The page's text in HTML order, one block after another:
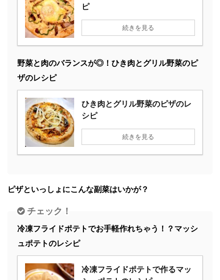
ピ
続きを見る
野菜と肉のバランスが◎！ひき肉とグリル野菜のピ
ザのレシピ
ひき肉とグリル野菜のピザのレ
シピ
続きを見る
ピザといっしょにこんな副菜はいかが？
チェック！
冷凍フライドポテトでお手軽作れちゃう！？マッシ
ュポテトのレシピ
冷凍フライドポテトで作るマッ